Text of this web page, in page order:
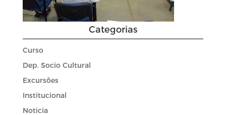
Categorias
Curso
Dep. Socio Cultural
Excursões
Institucional
Noticia